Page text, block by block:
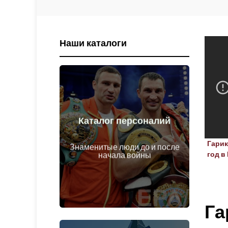
Наши каталоги
Каталог персоналий
Знаменитые люди до и после
начала войны
Личности до и после начала
войны
Перейти
год